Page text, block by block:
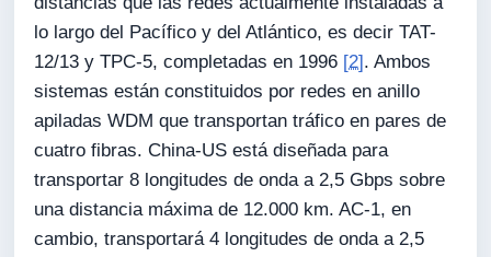
lo largo del Pacífico y del Atlántico, es decir TAT-
12/13 y TPC-5, completadas en 1996 [2]. Ambos
sistemas están constituidos por redes en anillo
apiladas WDM que transportan tráfico en pares de
cuatro fibras. China-US está diseñada para
transportar 8 longitudes de onda a 2,5 Gbps sobre
una distancia máxima de 12.000 km. AC-1, en
cambio, transportará 4 longitudes de onda a 2,5